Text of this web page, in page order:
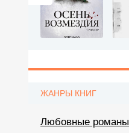
ЖАНРЫ КНИГ
Любовные романы